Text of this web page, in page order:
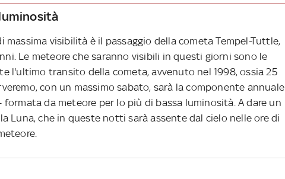
massima visibilità è il passaggio della cometa Tempel-Tuttle,
Le meteore che saranno visibili in questi giorni sono le
l'ultimo transito della cometa, avvenuto nel 1998, ossia 25
con un massimo sabato, sarà la componente annuale
da meteore per lo più di bassa luminosità. A dare un
Luna, che in queste notti sarà assente dal cielo nelle ore di